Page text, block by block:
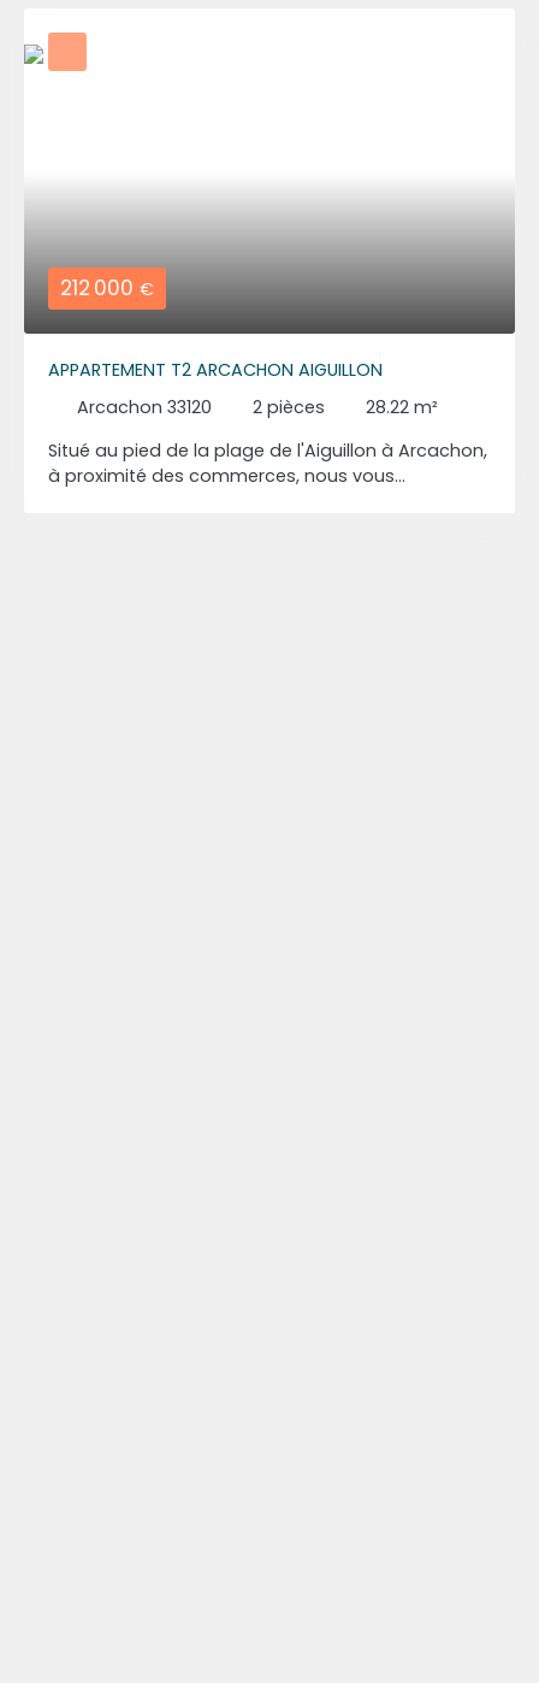
212 000 €
APPARTEMENT T2 ARCACHON AIGUILLON
Arcachon 33120
2 pièces 28.22 m²
Situé au pied de la plage de l'Aiguillon à Arcachon,
à proximité des commerces, nous vous